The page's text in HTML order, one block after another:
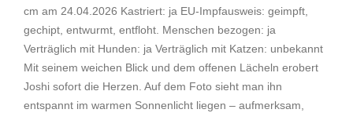
cm am 24.04.2026 Kastriert: ja EU-Impfausweis: geimpft,
gechipt, entwurmt, entfloht. Menschen bezogen: ja
Verträglich mit Hunden: ja Verträglich mit Katzen: unbekannt
Mit seinem weichen Blick und dem offenen Lächeln erobert
Joshi sofort die Herzen. Auf dem Foto sieht man ihn
entspannt im warmen Sonnenlicht liegen – aufmerksam,